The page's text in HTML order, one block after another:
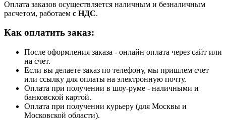
Оплата заказов осуществляется наличным и безналичным
расчетом, работаем с НДС.
Как оплатить заказ:
После оформления заказа - онлайн оплата через сайт или
на счет.
Если вы делаете заказ по телефону, мы пришлем счет
или ссылку для оплаты на электронную почту.
Оплата при получении в шоу-руме - наличными и
банковской картой.
Оплата при получении курьеру (для Москвы и
Московской области).